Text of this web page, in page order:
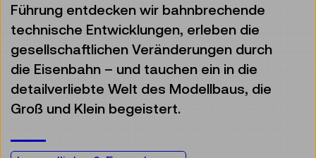
Führung entdecken wir bahnbrechende
technische Entwicklungen, erleben die
gesellschaftlichen Veränderungen durch
die Eisenbahn – und tauchen ein in die
detailverliebte Welt des Modellbaus, die
Groß und Klein begeistert.